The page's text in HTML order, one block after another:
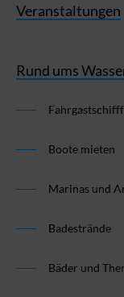
Veranstaltungen
Rund ums
Boote mieten
Marinas und
Badestrände
Bäder und